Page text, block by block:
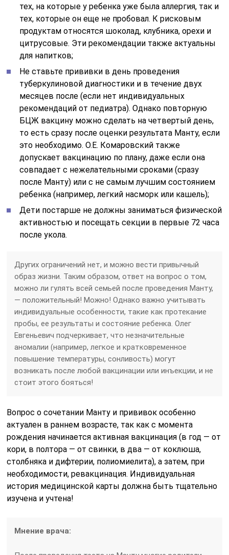
тех, на которые у ребенка уже была аллергия, так и
тех, которые он еще не пробовал. К рисковым
продуктам относятся шоколад, клубника, орехи и
цитрусовые. Эти рекомендации также актуальны
для напитков;
Не ставьте прививки в день проведения
туберкулиновой диагностики и в течение двух
месяцев после (если нет индивидуальных
рекомендаций от педиатра). Однако повторную
БЦЖ вакцину можно сделать на четвертый день,
то есть сразу после оценки результата Манту, если
это необходимо. О.Е. Комаровский также
допускает вакцинацию по плану, даже если она
совпадает с нежелательными сроками (сразу
после Манту) или с не самым лучшим состоянием
ребенка (например, легкий насморк или кашель);
Дети постарше не должны заниматься физической
активностью и посещать секции в первые 72 часа
после укола.
Других ограничений нет, и можно вести привычный
образ жизни. Таким образом, ответ на вопрос о том,
можно ли гулять всей семьей после проведения Манту,
— положительный! Можно! Однако важно учитывать
индивидуальные особенности, такие как протекание
пробы, ее результаты и состояние ребенка. Олег
Евгеньевич подчеркивает, что незначительные
аномалии (например, легкое и кратковременное
повышение температуры, сонливость) могут
возникать после любой вакцинации или инъекции, и не
стоит этого бояться!
Вопрос о сочетании Манту и прививок особенно
актуален в раннем возрасте, так как с момента
рождения начинается активная вакцинация (в год — от
кори, в полтора — от свинки, в два — от коклюша,
столбняка и дифтерии, полиомиелита), а затем, при
необходимости, ревакцинация. Индивидуальная
история медицинской карты должна быть тщательно
изучена и учтена!
Мнение врача: